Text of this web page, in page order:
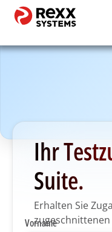
Ihr
Suite.
Erhalten Sie
Vorname